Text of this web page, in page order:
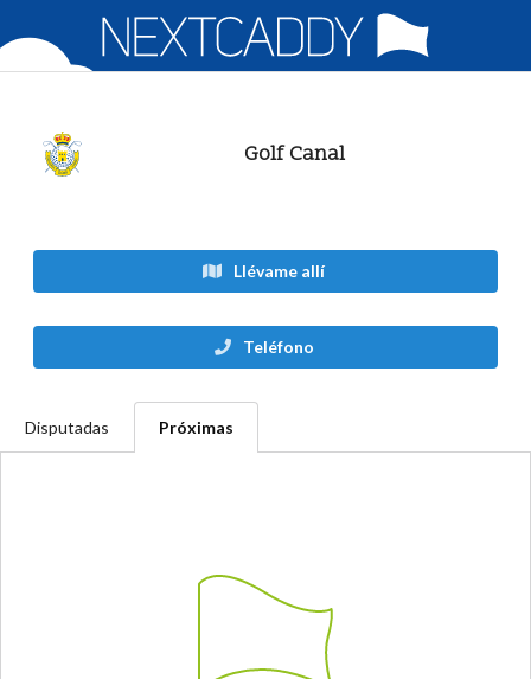
Golf Canal
Llévame allí
Teléfono
Disputadas Próximas